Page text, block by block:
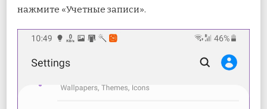
нажмите «Учетные записи».